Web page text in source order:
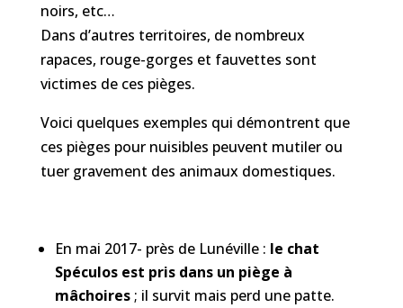
noirs, etc…
Dans d’autres territoires, de nombreux
rapaces, rouge-gorges et fauvettes sont
victimes de ces pièges.
Voici quelques exemples qui démontrent que
ces pièges pour nuisibles peuvent mutiler ou
tuer gravement des animaux domestiques.
En mai 2017- près de Lunéville : le chat
Spéculos est pris dans un piège à
mâchoires; il survit mais perd une patte.